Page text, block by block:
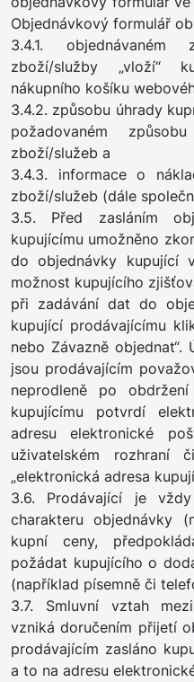
Objednávkový formulář
3.4.1. objednávaném
zboží/služby „vloží“
nákupního košíku
3.4.2. způsobu úhrady
požadovaném
zboží/služeb a
3.4.3. informace o
zboží/služeb (dále
3.5. Před zasláním
kupujícímu umožněno
do objednávky
možnost kupujícího
při zadávání dat do
kupující prodávajícímu
nebo Závazně
jsou prodávajícím
neprodleně po
kupujícímu potvrdí
adresu elektronické
uživatelském
„elektronická adresa
3.6. Prodávající je
charakteru objednávky
kupní ceny,
požádat kupujícího o
(například písemně či
3.7. Smluvní vztah
vzniká doručením přijetí
prodávajícím zasláno
a to na adresu